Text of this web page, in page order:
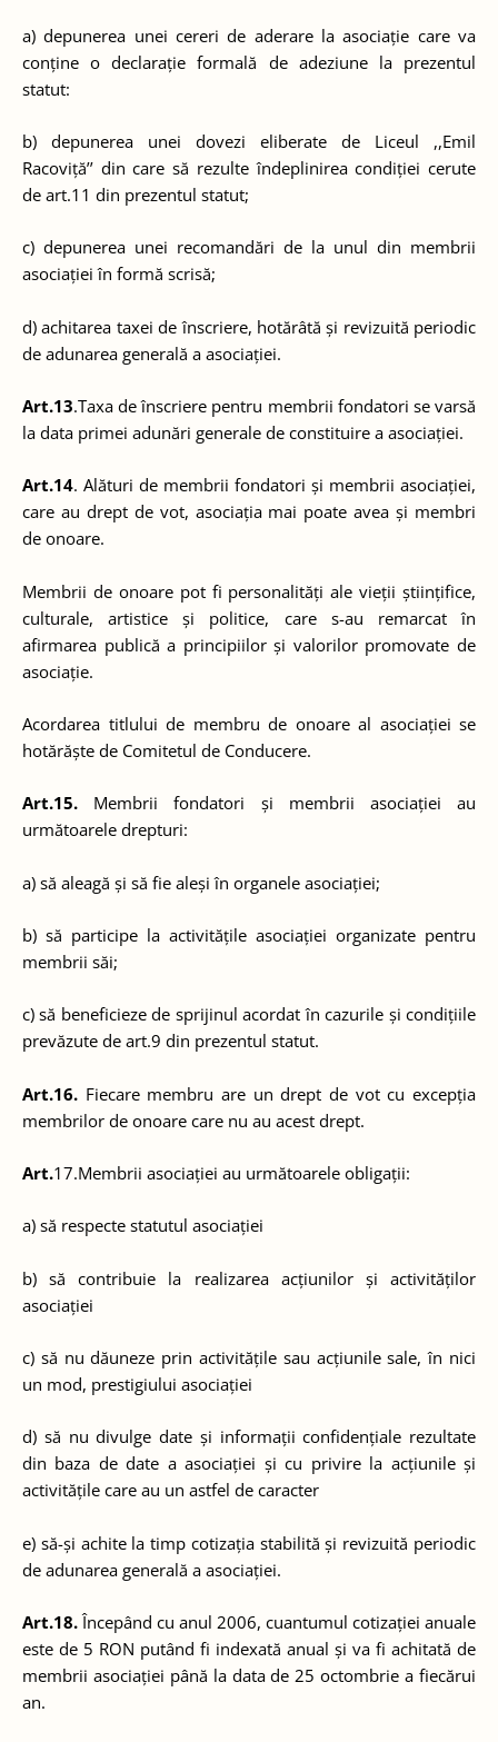
a) depunerea unei cereri de aderare la asociație care va
conține o declarație formală de adeziune la prezentul
statut:
b) depunerea unei dovezi eliberate de Liceul ,,Emil
Racoviță’’ din care să rezulte îndeplinirea condiției cerute
de art.11 din prezentul statut;
c) depunerea unei recomandări de la unul din membrii
asociației în formă scrisă;
d) achitarea taxei de înscriere, hotărâtă și revizuită periodic
de adunarea generală a asociației.
Art.13.Taxa de înscriere pentru membrii fondatori se varsă
la data primei adunări generale de constituire a asociației.
Art.14. Alături de membrii fondatori și membrii asociației,
care au drept de vot, asociația mai poate avea și membri
de onoare.
Membrii de onoare pot fi personalități ale vieții științifice,
culturale, artistice și politice, care s-au remarcat în
afirmarea publică a principiilor și valorilor promovate de
asociație.
Acordarea titlului de membru de onoare al asociației se
hotărăște de Comitetul de Conducere.
Art.15. Membrii fondatori și membrii asociației au
următoarele drepturi:
a) să aleagă și să fie aleși în organele asociației;
b) să participe la activitățile asociației organizate pentru
membrii săi;
c) să beneficieze de sprijinul acordat în cazurile și condițiile
prevăzute de art.9 din prezentul statut.
Art.16. Fiecare membru are un drept de vot cu excepția
membrilor de onoare care nu au acest drept.
Art.17.Membrii asociației au următoarele obligații:
a) să respecte statutul asociației
b) să contribuie la realizarea acțiunilor și activităților
asociației
c) să nu dăuneze prin activitățile sau acțiunile sale, în nici
un mod, prestigiului asociației
d) să nu divulge date și informații confidențiale rezultate
din baza de date a asociației și cu privire la acțiunile și
activitățile care au un astfel de caracter
e) să-și achite la timp cotizația stabilită și revizuită periodic
de adunarea generală a asociației.
Art.18.Începând cu anul 2006, cuantumul cotizației anuale
este de 5 RON putând fi indexată anual și va fi achitată de
membrii asociației până la data de 25 octombrie a fiecărui
an.